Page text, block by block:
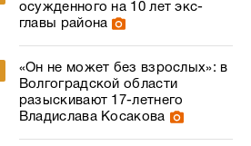
осужденного на 10 лет экс-
главы района
«Он не может без взрослых»: в
Волгоградской области
разыскивают 17-летнего
Владислава Косакова